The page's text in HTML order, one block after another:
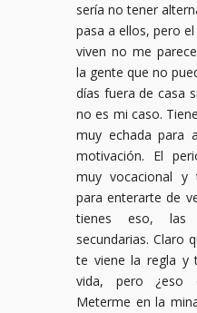
sería no tener
pasa a ellos, pero
viven no me
la gente que no
días fuera de casa
no es mi caso.
muy echada para
motivación. El
muy vocacional y
para enterarte de
tienes eso, las
secundarias. Claro
te viene la regla y
vida, pero ¿eso
Meterme en la